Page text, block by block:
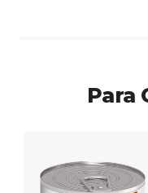
Para